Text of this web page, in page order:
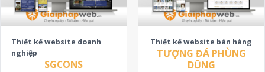
Thiết kế website doanh
nghiệp
SGCONS
Thiết kế website bán hàng
TƯỢNG ĐÁ PHÙNG
DŨNG